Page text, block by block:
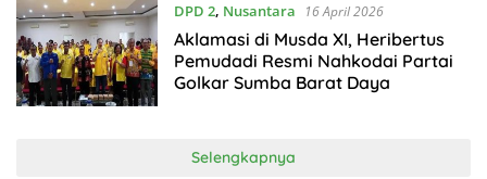
DPD 2, Nusantara 16 April 2026
Aklamasi di Musda XI, Heribertus
Pemudadi Resmi Nahkodai Partai
Golkar Sumba Barat Daya
Selengkapnya